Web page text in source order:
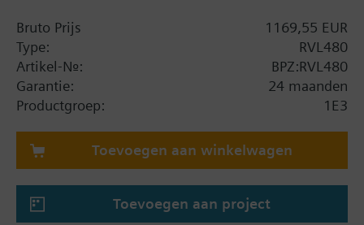
driewegklep/ketel/warmtewisselaar; warmtevraag
via de databus
- voorregeling van de keteltemperatuur;
warmtevraag via de databus
- voorregeling van een
stadsverwarmingsaansluiting; warmtevraag via de
databus
- Webbeheer via OZW672
Overige functies:
Bruto Prijs
1169,55 EUR
Type:
RVL480
Artikel-Nr.:
BPZ:RVL480
Garantie:
24 maanden
Productgroep:
1E3
Toevoegen aan winkelwagen
Toevoegen aan project